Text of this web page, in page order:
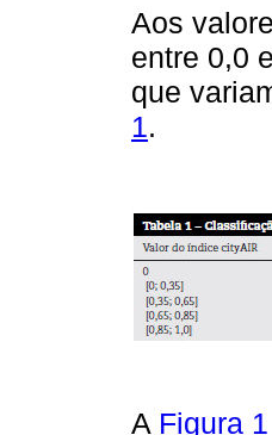
Aos
entre 0,0
que
1.
A Figura 1